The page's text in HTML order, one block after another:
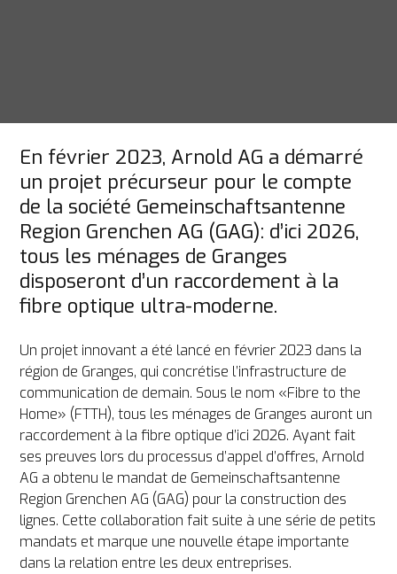
En février 2023, Arnold AG a démarré
un projet précurseur pour le compte
de la société Gemeinschaftsantenne
Region Grenchen AG (GAG): d’ici 2026,
tous les ménages de Granges
disposeront d’un raccordement à la
fibre optique ultra-moderne.
Un projet innovant a été lancé en février 2023 dans la
région de Granges, qui concrétise l’infrastructure de
communication de demain. Sous le nom «Fibre to the
Home» (FTTH), tous les ménages de Granges auront un
raccordement à la fibre optique d’ici 2026. Ayant fait
ses preuves lors du processus d’appel d’offres, Arnold
AG a obtenu le mandat de Gemeinschaftsantenne
Region Grenchen AG (GAG) pour la construction des
lignes. Cette collaboration fait suite à une série de petits
mandats et marque une nouvelle étape importante
dans la relation entre les deux entreprises.